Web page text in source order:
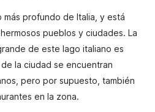
más profundo de Italia, y está
pueblos y ciudades. La
de este lago italiano es
la ciudad se encuentran
pero por supuesto, también
en la zona.